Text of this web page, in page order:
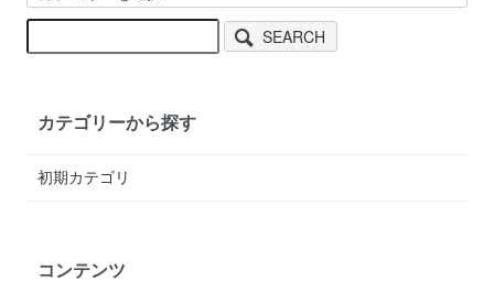
SEARCH
カテゴリーから探す
初期カテゴリ
コンテンツ